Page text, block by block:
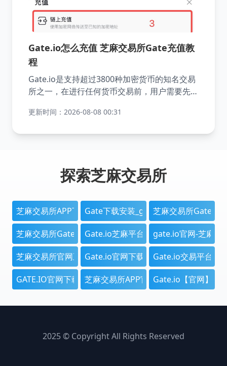
Gate.io怎么充值 芝麻交易所Gate充值教
程
Gate.io是支持超过3800种加密货币的知名交易
所之一，在进行任何货币交易前，用户需要先完
易）和链上充值两种充值方式，以满足不同用户
Gate.io都为用户提供了便捷、安全的操作流
更新时间：2026-08-08 00:31
探索芝麻交易所
芝麻交易所APP下载安装-芝麻开门交易所|虚拟币交易权
Gate下载安装_gate.io大门交易平台 -
芝麻交易所Gate下
芝麻交易所Gate下载-Gate.io官网平台_安全便捷的数字资
Gate.io芝麻平台_大门App下载_安全可
gate.io官网-芝麻交
芝麻交易所官网正版下载地址-芝麻交易所官网正版下载地
Gate.io官网下载最新版_大门交易所
Gate.io交易平台-
GATE.IO官网下载-芝麻交易所Gate - 全球权威交易平台
芝麻交易所APP官网下载_芝麻交易所
Gate.io【官网】芝
2025 © Copyright All Rights Reserved